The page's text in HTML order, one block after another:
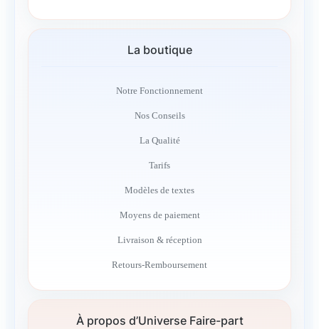
La boutique
Notre Fonctionnement
Nos Conseils
La Qualité
Tarifs
Modèles de textes
Moyens de paiement
Livraison & réception
Retours-Remboursement
À propos d’Universe Faire-part